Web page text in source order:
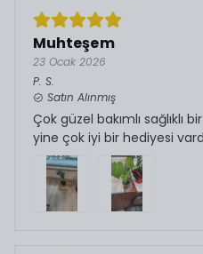
Muhteşem
23 Ocak 2026
P. S.
Satın Alınmış
Çok güzel bakımlı sağlıklı
yine çok iyi bir hediyesi